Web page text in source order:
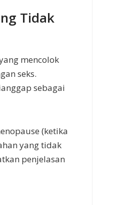
Tidak
mencolok
seks.
sebagai
(ketika
yang tidak
penjelasan